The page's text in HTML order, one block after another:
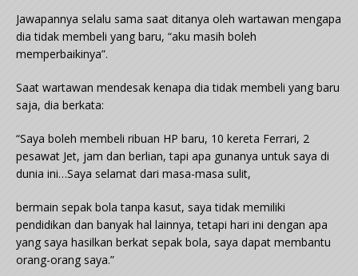
Jawapannya selalu sama saat ditanya oleh wartawan mengapa
dia tidak membeli yang baru, “aku masih boleh
memperbaikinya”.
Saat wartawan mendesak kenapa dia tidak membeli yang baru
saja, dia berkata:
“Saya boleh membeli ribuan HP baru, 10 kereta Ferrari, 2
pesawat Jet, jam dan berlian, tapi apa gunanya untuk saya di
dunia ini…Saya selamat dari masa-masa sulit,
bermain sepak bola tanpa kasut, saya tidak memiliki
pendidikan dan banyak hal lainnya, tetapi hari ini dengan apa
yang saya hasilkan berkat sepak bola, saya dapat membantu
orang-orang saya.”